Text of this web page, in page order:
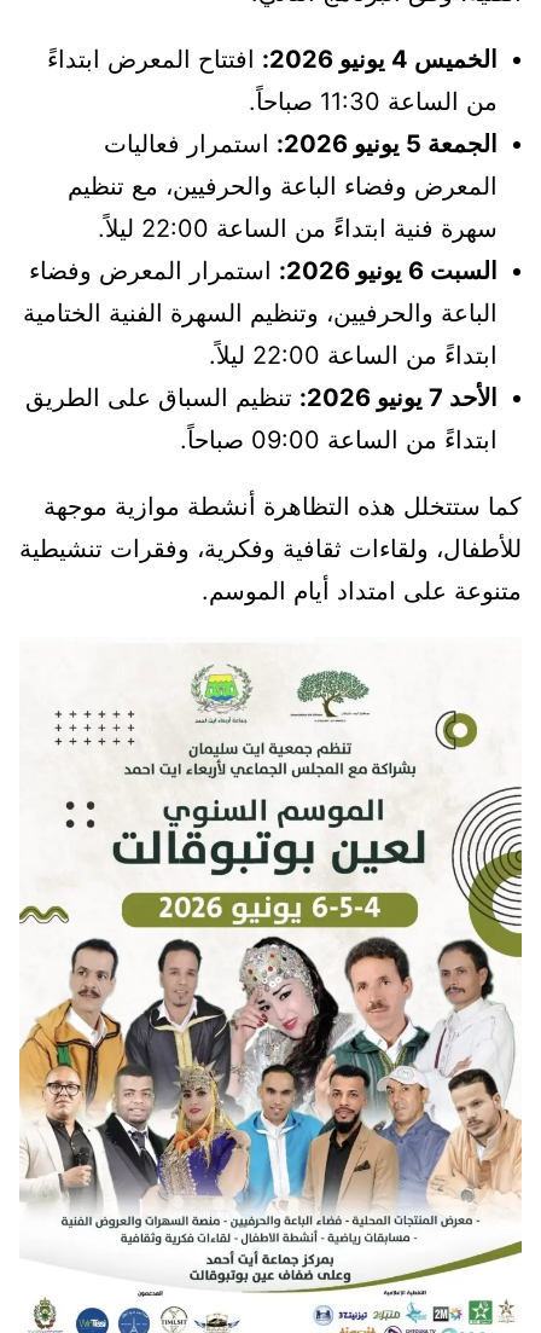
الخميس 4 يونيو 2026:
افتتاح المعرض ابتداءً
من الساعة 11:30 صباحاً.
الجمعة 5 يونيو 2026:
استمرار فعاليات
المعرض وفضاء الباعة والحرفيين، مع تنظيم
سهرة فنية ابتداءً من الساعة 22:00 ليلاً.
السبت 6 يونيو 2026:
استمرار المعرض وفضاء
الباعة والحرفيين، وتنظيم السهرة الفنية الختامية
ابتداءً من الساعة 22:00 ليلاً.
الأحد 7 يونيو 2026:
تنظيم السباق على الطريق
ابتداءً من الساعة 09:00 صباحاً.
كما ستتخلل هذه التظاهرة أنشطة موازية موجهة
للأطفال، ولقاءات ثقافية وفكرية، وفقرات تنشيطية
متنوعة على امتداد أيام الموسم.